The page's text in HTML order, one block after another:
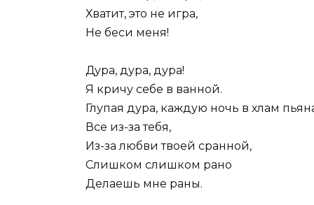
Хватит, это не игра,
Не беси меня!
Дура, дура, дура!
Я кричу себе в ванной.
Глупая дура, каждую ночь в хлам
Все из-за тебя,
Из-за любви твоей сранной,
Слишком слишком рано
Делаешь мне раны.